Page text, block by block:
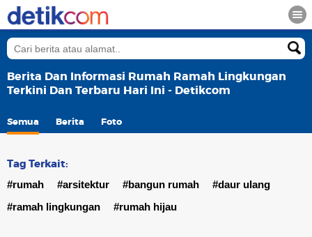
Berita Dan Informasi Rumah Ramah Lingkungan
Terkini Dan Terbaru Hari Ini - Detikcom
Semua Berita Foto
Tag Terkait:
#rumah #arsitektur #bangun rumah
#daur ulang
#ramah lingkungan
#rumah hijau